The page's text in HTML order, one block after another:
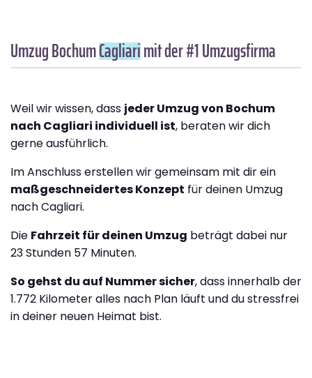
Umzug BochumCagliarimit der #1 Umzugsfirma
Weil wir wissen, dass jeder Umzug von Bochum
nach Cagliari individuell ist, beraten wir dich
gerne ausführlich.
Im Anschluss erstellen wir gemeinsam mit dir ein
maßgeschneidertes Konzept für deinen Umzug
nach Cagliari.
Die Fahrzeit für deinen Umzug beträgt dabei nur
23 Stunden 57 Minuten.
So gehst du auf Nummer sicher, dass innerhalb der
1.772 Kilometer alles nach Plan läuft und du stressfrei
in deiner neuen Heimat bist.